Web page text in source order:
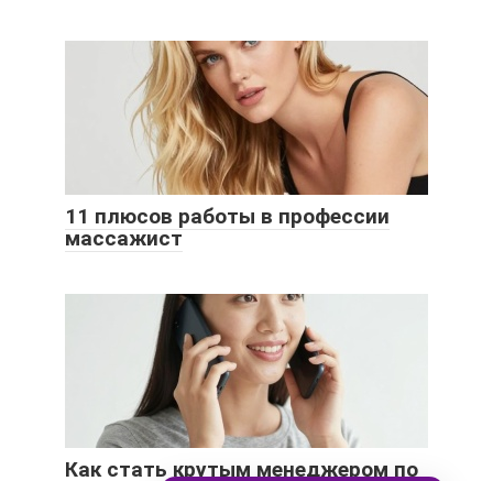
11 плюсов работы в профессии
массажист
Как стать крутым менеджером по